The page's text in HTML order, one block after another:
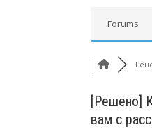
Forums
[Решено]
вам с